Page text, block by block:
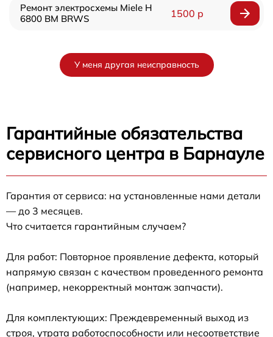
Ремонт электросхемы Miele H
6800 BM BRWS
1500 р
У меня другая неисправность
Гарантийные обязательства
сервисного центра в Барнауле
Гарантия от сервиса: на установленные нами детали
— до 3 месяцев.
Что считается гарантийным случаем?
Для работ: Повторное проявление дефекта, который
напрямую связан с качеством проведенного ремонта
(например, некорректный монтаж запчасти).
Для комплектующих: Преждевременный выход из
строя, утрата работоспособности или несоответствие